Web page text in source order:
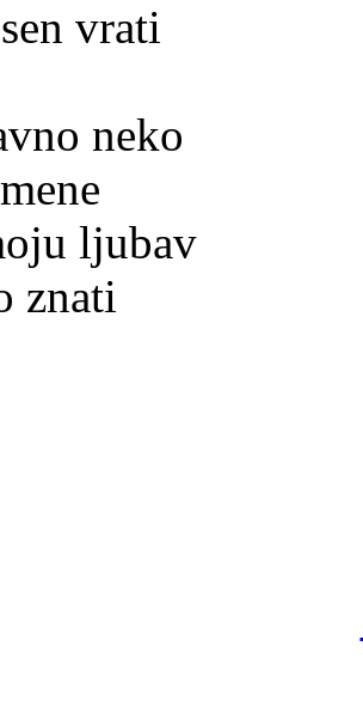
vrati
neko
ljubav
znati